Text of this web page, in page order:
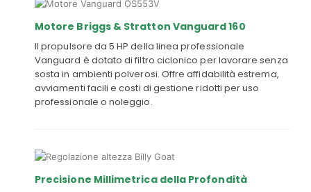
Motore Briggs & Stratton Vanguard 160
Il propulsore da 5 HP della linea professionale
Vanguard è dotato di filtro ciclonico per lavorare senza
sosta in ambienti polverosi. Offre affidabilità estrema,
avviamenti facili e costi di gestione ridotti per uso
professionale o noleggio.
Precisione Millimetrica della Profondità